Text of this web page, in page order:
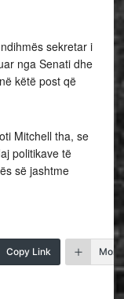
sekretar i
nga Senati dhe
këtë post që
Mitchell tha, se
politikave të
së jashtme
Copy Link More